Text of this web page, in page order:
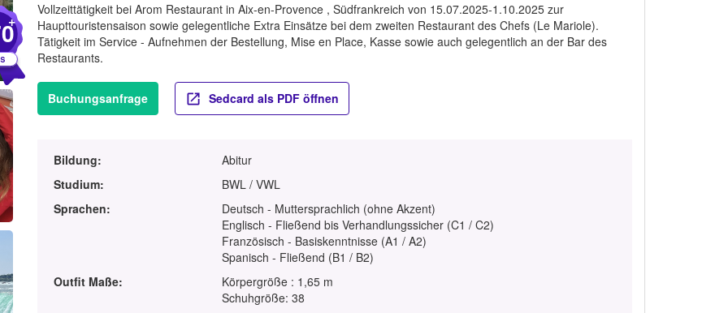
+
Vollzeittätigkeit bei Arom Restaurant in Aix-en-Provence , Südfrankreich von 15.07.2025-1.10.2025 zur
Haupttouristensaison sowie gelegentliche Extra Einsätze bei dem zweiten Restaurant des Chefs (Le Mariole).
Tätigkeit im Service - Aufnehmen der Bestellung, Mise en Place, Kasse sowie auch gelegentlich an der Bar des
Restaurants.
Buchungsanfrage Sedcard als PDF öffnen
Bildung:
Abitur
Studium:
BWL / VWL
Sprachen:
Deutsch - Muttersprachlich (ohne Akzent)
Englisch - Fließend bis Verhandlungssicher (C1 / C2)
Französisch - Basiskenntnisse (A1 / A2)
Spanisch - Fließend (B1 / B2)
Outfit Maße:
Körpergröße : 1,65 m
Schuhgröße: 38